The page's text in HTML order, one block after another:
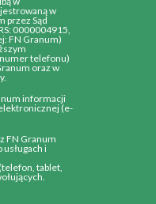
w
przez Sąd
0000004915,
FN Granum)
telefonu)
oraz w
informacji
(e-
FN Granum
i
tablet,